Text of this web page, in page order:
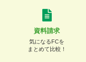
資料請求
気になるFCを
まとめて比較！